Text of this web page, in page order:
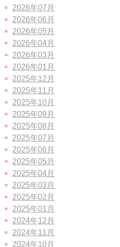
2026年07月
2026年06月
2026年05月
2026年04月
2026年03月
2026年01月
2025年12月
2025年11月
2025年10月
2025年09月
2025年08月
2025年07月
2025年06月
2025年05月
2025年04月
2025年03月
2025年02月
2025年01月
2024年12月
2024年11月
2024年10月